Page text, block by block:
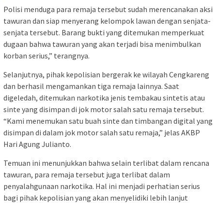
Polisi menduga para remaja tersebut sudah merencanakan aksi
tawuran dan siap menyerang kelompok lawan dengan senjata-
senjata tersebut. Barang bukti yang ditemukan memperkuat
dugaan bahwa tawuran yang akan terjadi bisa menimbulkan
korban serius,” terangnya.
Selanjutnya, pihak kepolisian bergerak ke wilayah Cengkareng
dan berhasil mengamankan tiga remaja lainnya. Saat
digeledah, ditemukan narkotika jenis tembakau sintetis atau
sinte yang disimpan di jok motor salah satu remaja tersebut.
“Kami menemukan satu buah sinte dan timbangan digital yang
disimpan di dalam jok motor salah satu remaja,” jelas AKBP
Hari Agung Julianto.
Temuan ini menunjukkan bahwa selain terlibat dalam rencana
tawuran, para remaja tersebut juga terlibat dalam
penyalahgunaan narkotika. Hal ini menjadi perhatian serius
bagi pihak kepolisian yang akan menyelidiki lebih lanjut